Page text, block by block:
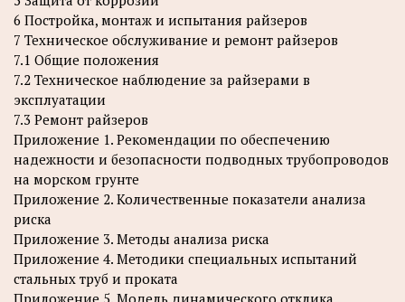
6 Постройка, монтаж и испытания райзеров
7 Техническое обслуживание и ремонт райзеров
7.1 Общие положения
7.2 Техническое наблюдение за райзерами в
эксплуатации
7.3 Ремонт райзеров
Приложение 1. Рекомендации по обеспечению
надежности и безопасности подводных трубопроводов
на морском грунте
Приложение 2. Количественные показатели анализа
риска
Приложение 3. Методы анализа риска
Приложение 4. Методики специальных испытаний
стальных труб и проката